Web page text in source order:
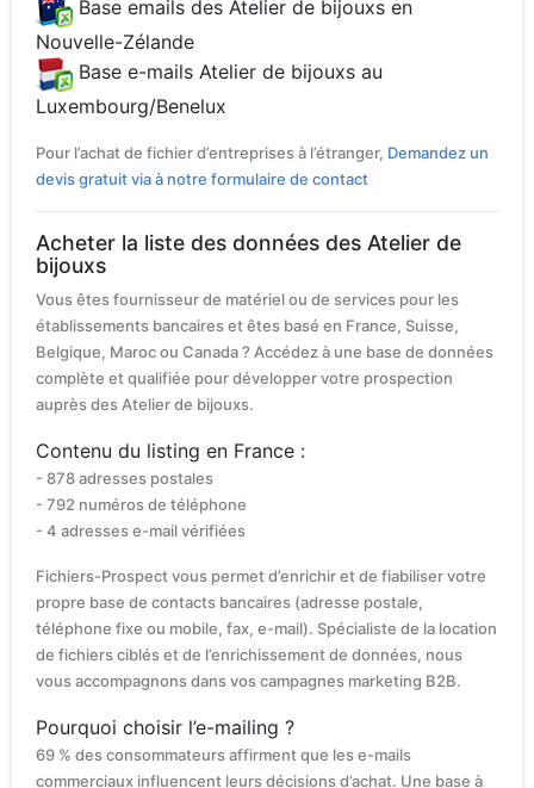
Base emails des Atelier de bijouxs en
Nouvelle-Zélande
Base e-mails Atelier de bijouxs au
Luxembourg/Benelux
Pour l’achat de fichier d’entreprises à l’étranger, Demandez un
devis gratuit via à notre formulaire de contact
Acheter la liste des données des Atelier de
bijouxs
Vous êtes fournisseur de matériel ou de services pour les
établissements bancaires et êtes basé en France, Suisse,
Belgique, Maroc ou Canada ? Accédez à une base de données
complète et qualifiée pour développer votre prospection
auprès des Atelier de bijouxs.
Contenu du listing en France :
- 878 adresses postales
- 792 numéros de téléphone
- 4 adresses e-mail vérifiées
Fichiers-Prospect vous permet d’enrichir et de fiabiliser votre
propre base de contacts bancaires (adresse postale,
téléphone fixe ou mobile, fax, e-mail). Spécialiste de la location
de fichiers ciblés et de l’enrichissement de données, nous
vous accompagnons dans vos campagnes marketing B2B.
Pourquoi choisir l’e-mailing ?
69 % des consommateurs affirment que les e-mails
commerciaux influencent leurs décisions d’achat. Une base à